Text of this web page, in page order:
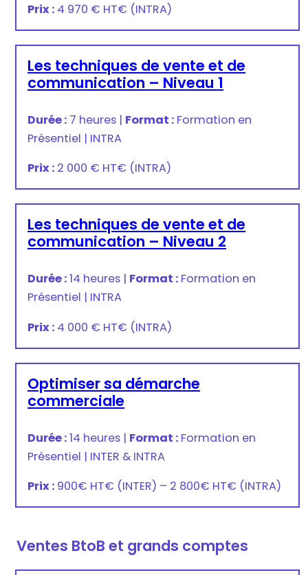
Prix : 4 970 € HT€ (INTRA)
Les techniques de vente et de
communication – Niveau 1
Durée : 7 heures | Format : Formation en
Présentiel | INTRA
Prix : 2 000 € HT€ (INTRA)
Les techniques de vente et de
communication – Niveau 2
Durée :14 heures | Format : Formation en
Présentiel | INTRA
Prix : 4 000 € HT€ (INTRA)
Optimiser sa démarche
commerciale
Durée :14 heures | Format : Formation en
Présentiel | INTER & INTRA
Prix : 900€ HT€ (INTER) – 2 800€ HT€ (INTRA)
Ventes BtoB et grands comptes